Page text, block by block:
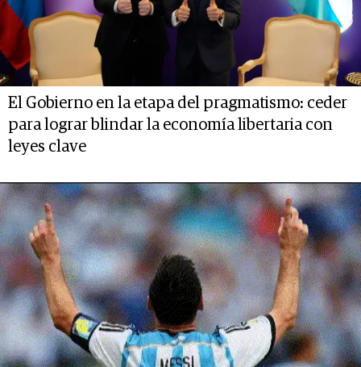
El Gobierno en la etapa del pragmatismo: ceder
para lograr blindar la economía libertaria con
leyes clave